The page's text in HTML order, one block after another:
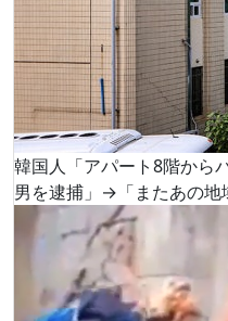
韓国人「アパート8階から
男を逮捕」→「またあの地